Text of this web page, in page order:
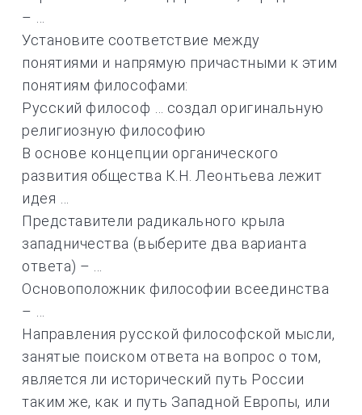
– …
Установите соответствие между
понятиями и напрямую причастными к этим
понятиям философами:
Русский философ … создал оригинальную
религиозную философию
В основе концепции органического
развития общества К.Н. Леонтьева лежит
идея …
Представители радикального крыла
западничества (выберите два варианта
ответа) – ...
Основоположник философии всеединства
– …
Направления русской философской мысли,
занятые поиском ответа на вопрос о том,
является ли исторический путь России
таким же, как и путь Западной Европы, или